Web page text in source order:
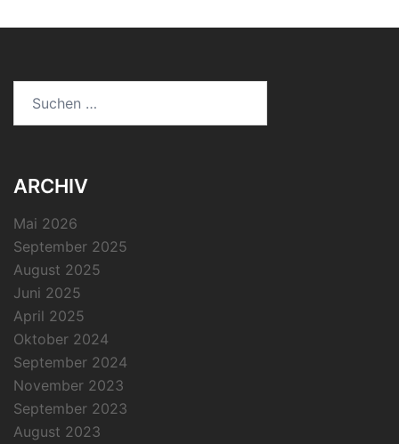
nach:
ARCHIV
Mai 2026
September 2025
August 2025
Juni 2025
April 2025
Oktober 2024
September 2024
November 2023
September 2023
August 2023